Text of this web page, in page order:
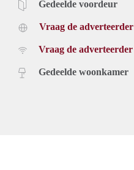
Gedeelde voordeur
Vraag de adverteerder
Vraag de adverteerder
Gedeelde woonkamer